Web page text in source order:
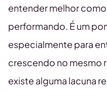
entender melhor
performando. É um
especialmente para
crescendo no mesmo
existe alguma lacuna